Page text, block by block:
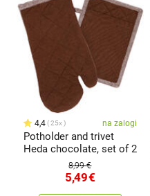
4,4 25x na zalogi
Potholder and trivet
Heda chocolate, set of 2
8,99 €
5,49€